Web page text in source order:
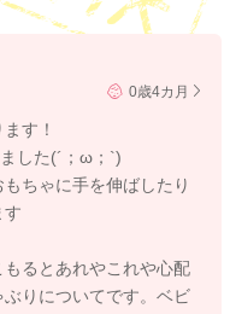
0歳4カ月
す！
した(´；ω；`)
ちゃに手を伸ばしたり
す
るとあれやこれや心配
りについてです。ベビ